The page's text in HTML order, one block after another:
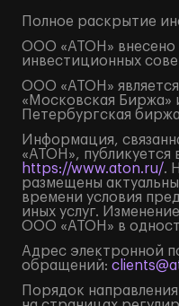
Полное раскрытие
ООО «АТОН» внесено
инвестиционных
ООО «АТОН»
«Московская Биржа»
Петербургская
Информация,
«АТОН», публикуется
https://www.aton.ru/.
размещены
времени условия
иных услуг.
ООО «АТОН» в
Адрес электронной
обращений:
Порядок